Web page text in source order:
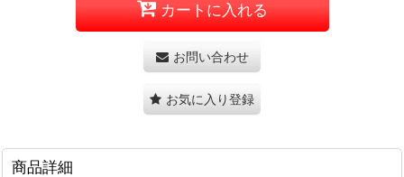
カートに入れる
お問い合わせ
お気に入り登録
商品詳細